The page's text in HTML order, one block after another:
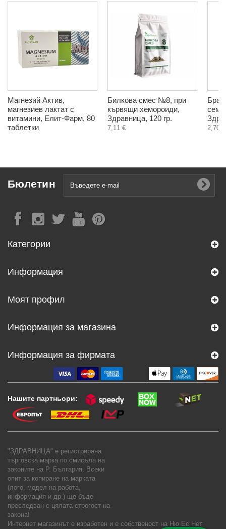
Магнезий Актив,
магнезиев лактат с
витамини, Елит-Фарм, 80
таблетки
Билкова смес №8, при
кървящи хемороиди,
Здравница, 120 гр.
7,11 € 2,70 €
Бюлетин
Категории
Информация
Моят профил
Информация за магазина
Информация за фирмата
Нашите партньори:
"ЗДРАВНИЦА" е регистрирана
търговска марка по смисъла на
законите на Р. България. Всеки
опит за копиране на марката
(лого, модел на работа,
информация и др.) ще бъде
преследван с цялата строгост на
закона!
Интернет магазинът е изработен и е собственост на Ню Ес Нет